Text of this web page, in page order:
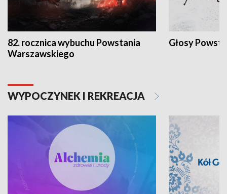
82. rocznica wybuchu Powstania
Warszawskiego
Głosy
WYPOCZYNEK I REKREACJA